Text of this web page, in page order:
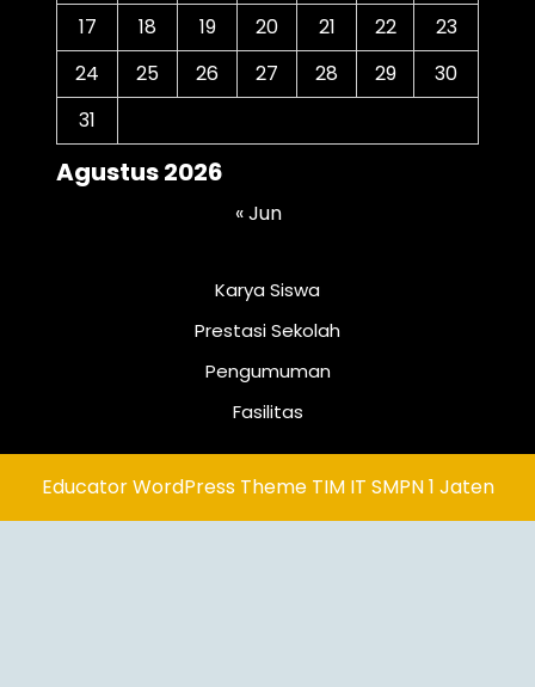
Agustus 2026
17
18 19 20 21 22
23
24
25 26 27 28 29
30
31
« Jun
Karya Siswa
Prestasi Sekolah
Pengumuman
Fasilitas
Educator WordPress ThemeTIM IT SMPN 1 Jaten